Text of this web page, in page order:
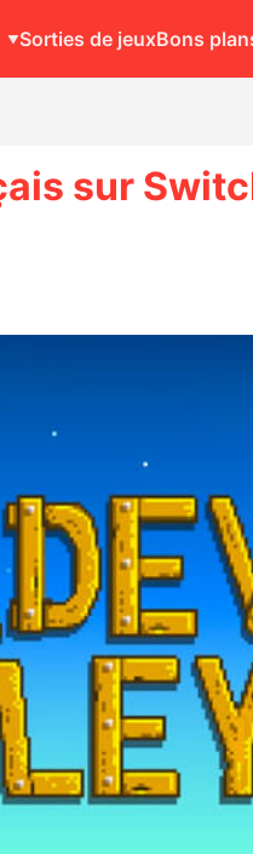
Sorties de jeuxBons
sur